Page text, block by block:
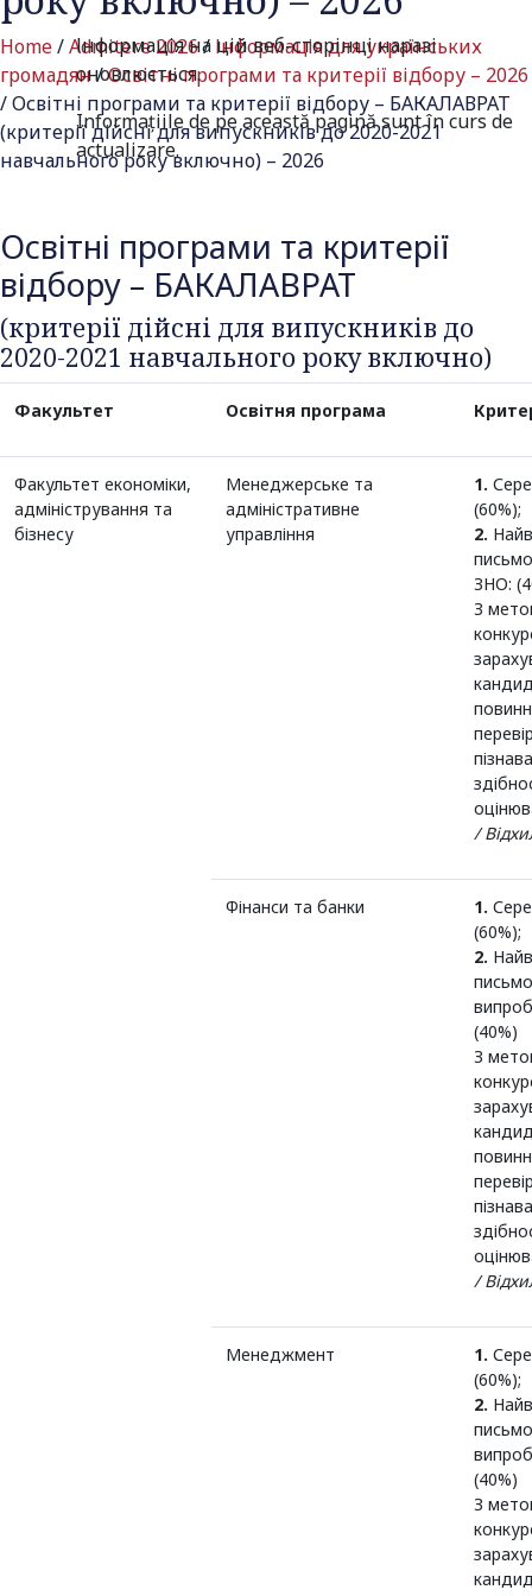
Home/Admitere 2026/Інформація для українських
громадян/Освітні програми та критерії відбору – 2026
/Освітні програми та критерії відбору – БАКАЛАВРАТ
(критерії дійсні для випускників до 2020-2021
навчального року включно) – 2026
Інформація на цій веб-сторінці наразі
оновлюється.
Informațiile de pe această pagină sunt în curs de
actualizare.
Освітні програми та критерії
відбору – БАКАЛАВРАТ
(критерії дійсні для випускників до
2020-2021 навчального року включно)
Факультет Освітня програма
Факультет економіки,
адміністрування та
бізнесу
Менеджерське та
адміністративне
управління
1.
(60%);
2.
ЗНО:
З
/
Фінанси та банки 1.
(60%);
2.
(40%)
З
/
Менеджмент 1.
(60%);
2.
(40%)
З